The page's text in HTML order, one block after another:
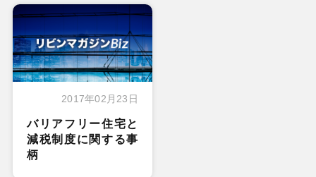
2017年02月23日
バリアフリー住宅と
減税制度に関する事
柄